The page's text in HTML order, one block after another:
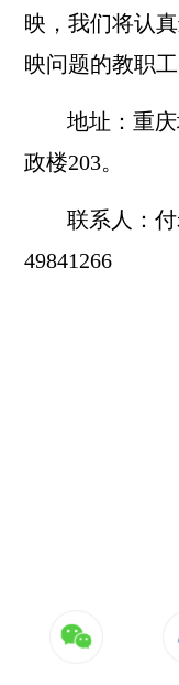
映，我们将认
映问题的教职
地址：重
政楼203。
联系人：
49841266